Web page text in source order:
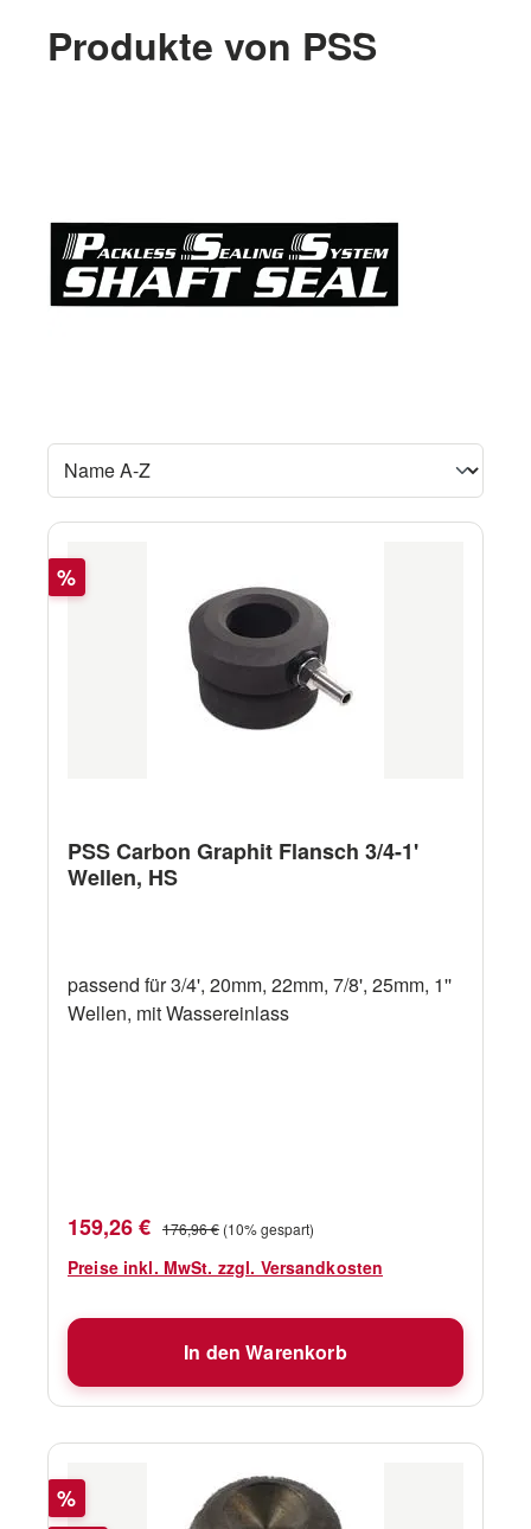
Produkte von PSS
Rabatt
%
PSS Carbon Graphit Flansch 3/4-1'
Wellen, HS
passend für 3/4', 20mm, 22mm, 7/8', 25mm, 1''
Wellen, mit Wassereinlass
Verkaufspreis:
159,26 € Regulärer Preis:
176,96 € (10% gespart)
Preise inkl. MwSt. zzgl. Versandkosten
In den Warenkorb
Rabatt
%